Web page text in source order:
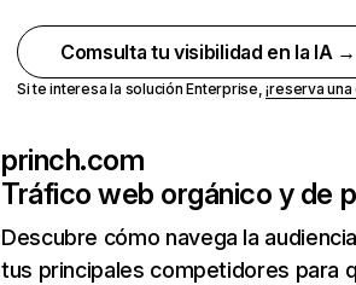
Comsulta tu visibilidad en la IA →
Si te interesa la solución Enterprise,¡reserva
princh.com
Tráfico web orgánico y de
Descubre cómo navega la
tus principales competidores para